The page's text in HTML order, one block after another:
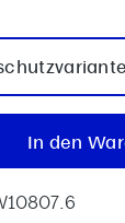
den
In den